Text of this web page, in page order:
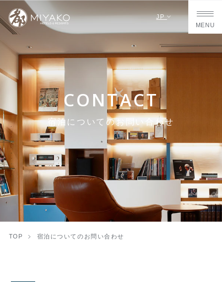
JP
MENU
CONTACT
宿泊についてのお問い合わせ
TOP 宿泊についてのお問い合わせ